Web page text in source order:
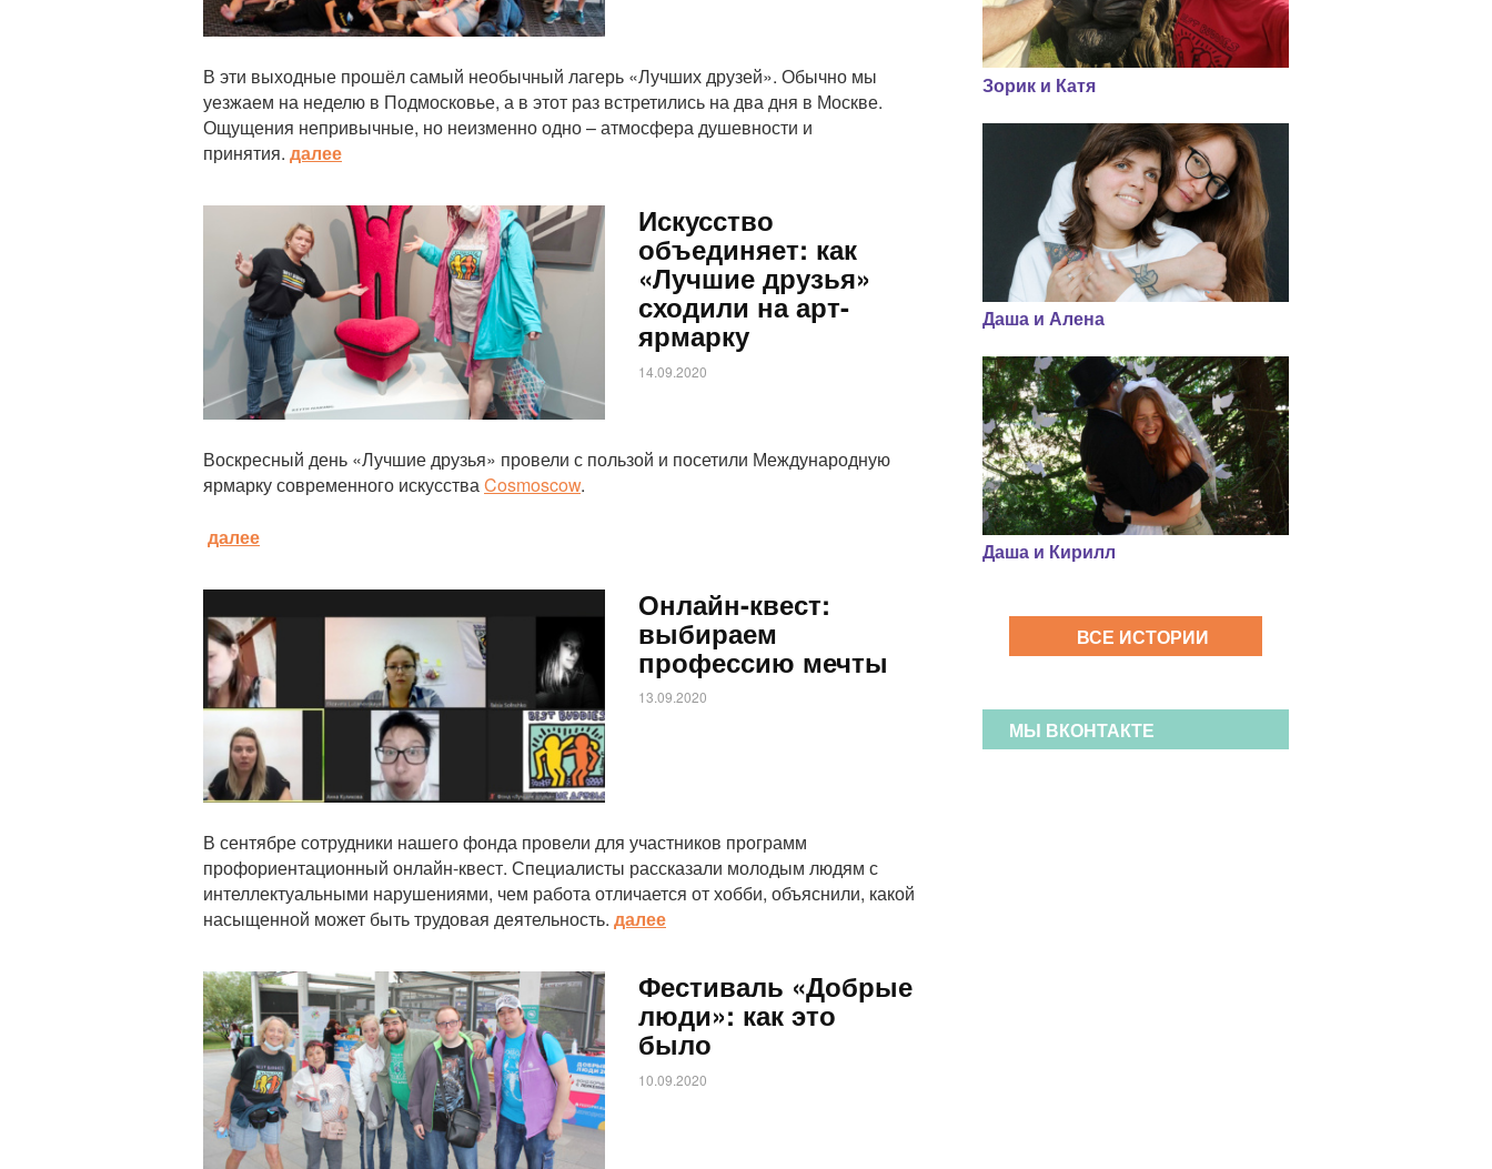
В эти выходные прошёл самый необычный лагерь «Лучших друзей». Обычно мы
уезжаем на неделю в Подмосковье, а в этот раз встретились на два дня в Москве.
Ощущения непривычные, но неизменно одно – атмосфера душевности и
принятия. далее
Искусство
объединяет: как
«Лучшие друзья»
сходили на арт-
ярмарку
14.09.2020
Воскресный день «Лучшие друзья» провели с пользой и посетили Международную
ярмарку современного искусстваCosmoscow.
далее
Онлайн-квест:
выбираем
профессию мечты
13.09.2020
В сентябре сотрудники нашего фонда провели для участников программ
профориентационный онлайн-квест. Специалисты рассказали молодым людям с
интеллектуальными нарушениями, чем работа отличается от хобби, объяснили, какой
насыщенной может быть трудовая деятельность. далее
Статья Фестиваль «Добрые
люди»: как это
было
10.09.2020
Зорик и Катя
Даша и Алена
Даша и Кирилл
ВСЕ ИСТОРИИ
МЫ ВКОНТАКТЕ